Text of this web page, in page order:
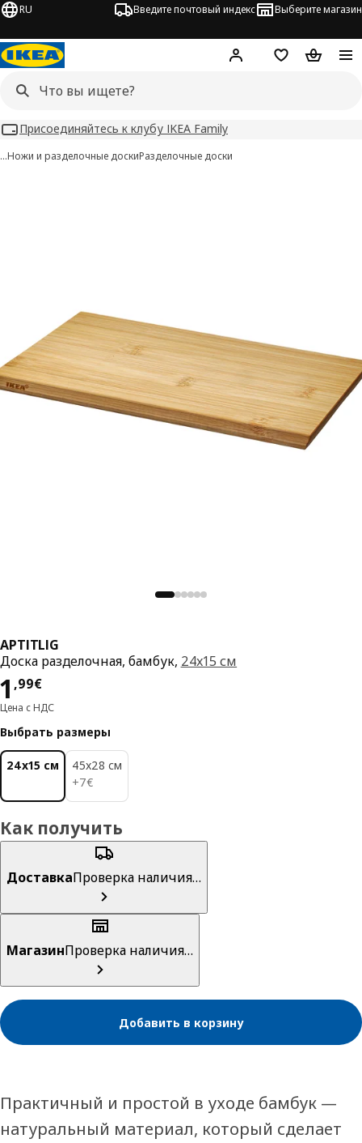
RU Введите почтовый индекс Выберите магазин
Hej! ВойтиСписокКорзина
Присоединяйтесь к клубу IKEA Family
…Ножи и разделочные доскиРазделочные доски
APTITLIG
Доска разделочная, бамбук, 24x15 см
1 ,99€
Цена 1,99€
Цена с НДС
Выбрать размеры
24x15 см
45x28 см
+7€
7€
Как получить
ДоставкаПроверка наличия…
МагазинПроверка наличия…
Добавить в корзину
Практичный и простой в уходе бамбук —
натуральный материал, который сделает